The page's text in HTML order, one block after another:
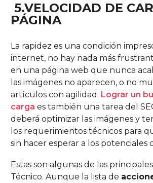
5.VELOCIDAD DE
PÁGINA
La rapidez es una condición
internet, no hay nada más
en una página web que nunca
las imágenes no aparecen, o no
artículos con agilidad. Lograr un
carga es también una tarea del
deberá optimizar las imágenes y
los requerimientos técnicos para
sin hacer esperar a los potenciales
Estas son algunas de las
Técnico. Aunque la lista de